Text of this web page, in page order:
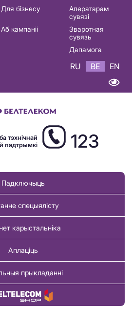
Для бізнесу
Аператарам
сувязі
Аб кампаніі
Зваротная
сувязь
Дапамога
RU BE EN
тэхнічнай
падтрымкі
123
Падключыць
спецыялісту
карыстальніка
Аплаціць
прыкладанні
Купіць тавар